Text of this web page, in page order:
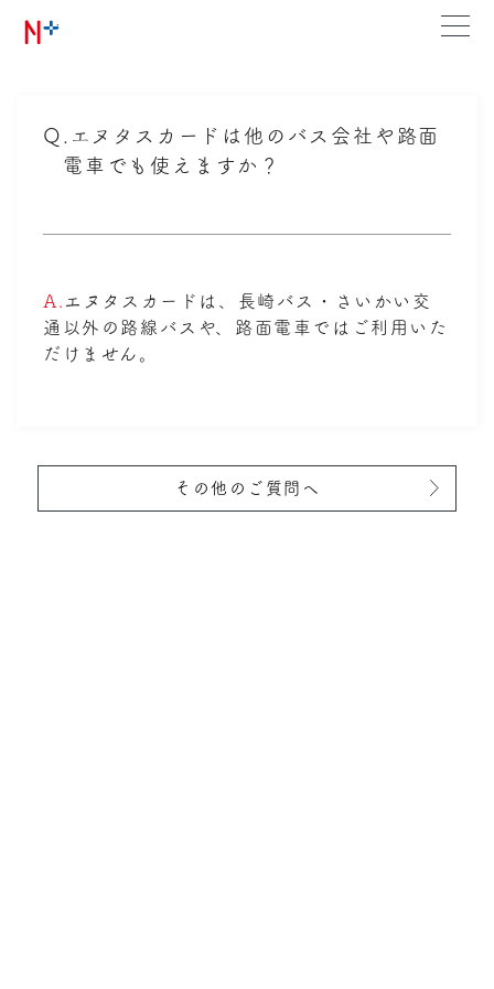
Q.
エヌタスカードは他のバス会社や路面
電車でも使えますか？
A.
エヌタスカードは、長崎バス・さいかい交
通以外の路線バスや、路面電車ではご利用いた
だけません。
その他のご質問へ